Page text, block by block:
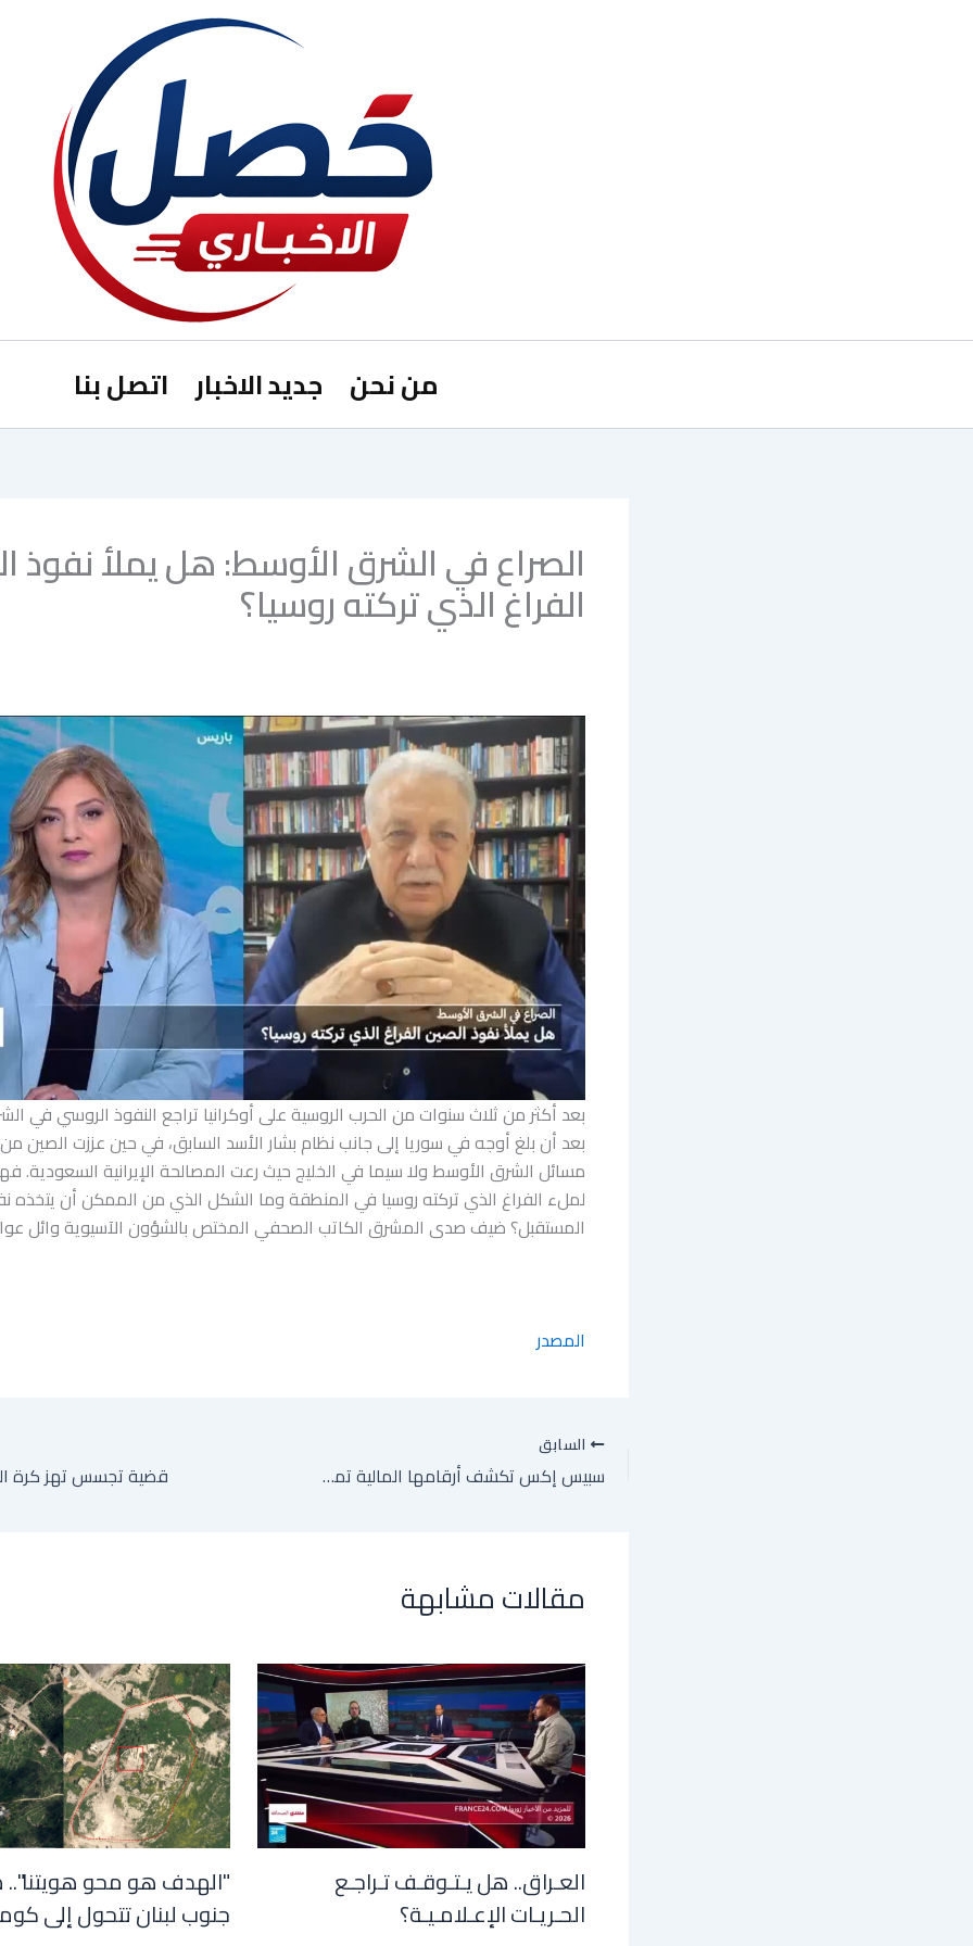
من نحن جديد الاخبار اتصل بنا
الصراع في الشرق الأوسط: هل يملأ نفوذ
الفراغ الذي تركته روسيا؟
بعد أكثر من ثلاث سنوات من الحرب الروسية على أوكرانيا تراجع النفوذ الروسي في
بعد أن بلغ أوجه في سوريا إلى جانب نظام بشار الأسد السابق، في حين عززت الصين
مسائل الشرق الأوسط ولا سيما في الخليج حيث رعت المصالحة الإيرانية السعودية.
لملء الفراغ الذي تركته روسيا في المنطقة وما الشكل الذي من الممكن أن يتخذه
المستقبل؟ ضيف صدى المشرق الكاتب الصحفي المختص بالشؤون الآسيوية وائل
المصدر
السابق
سبيس إكس تكشف أرقامها المالية تمهيدا لاكتتاب قد يكون الأكبر بتاريخ وول ستريت
مقالات مشابهة
العـراق.. هل يـتـوقـف تـراجـع
الحـريـات الإعـلامـيـة؟
"الهدف هو محو هويتنا"..
جنوب لبنان تتحول إلى